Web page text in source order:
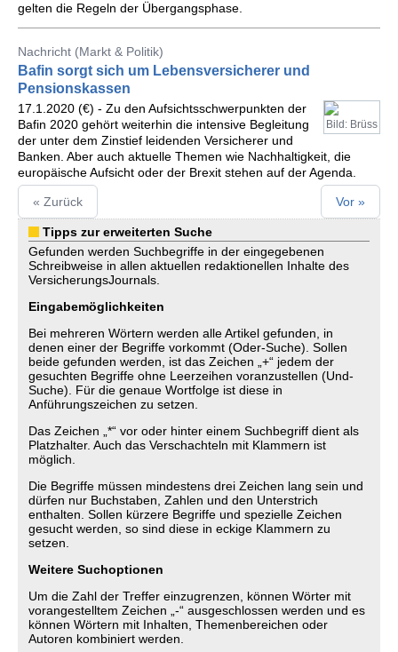
gelten die Regeln der Übergangsphase.
Nachricht (Markt & Politik)
Bafin sorgt sich um Lebensversicherer und
Pensionskassen
Bild: Brüss
17.1.2020 (€) - Zu den Aufsichtsschwerpunkten der
Bafin 2020 gehört weiterhin die intensive Begleitung
der unter dem Zinstief leidenden Versicherer und
Banken. Aber auch aktuelle Themen wie Nachhaltigkeit, die
europäische Aufsicht oder der Brexit stehen auf der Agenda.
« Zurück Vor »
Tipps zur erweiterten Suche
Gefunden werden Suchbegriffe in der eingegebenen
Schreibweise in allen aktuellen redaktionellen Inhalte des
VersicherungsJournals.
Eingabemöglichkeiten
Bei mehreren Wörtern werden alle Artikel gefunden, in
denen einer der Begriffe vorkommt (Oder-Suche). Sollen
beide gefunden werden, ist das Zeichen „+“ jedem der
gesuchten Begriffe ohne Leerzeihen voranzustellen (Und-
Suche). Für die genaue Wortfolge ist diese in
Anführungszeichen zu setzen.
Das Zeichen „*“ vor oder hinter einem Suchbegriff dient als
Platzhalter. Auch das Verschachteln mit Klammern ist
möglich.
Die Begriffe müssen mindestens drei Zeichen lang sein und
dürfen nur Buchstaben, Zahlen und den Unterstrich
enthalten. Sollen kürzere Begriffe und spezielle Zeichen
gesucht werden, so sind diese in eckige Klammern zu
setzen.
Weitere Suchoptionen
Um die Zahl der Treffer einzugrenzen, können Wörter mit
vorangestelltem Zeichen „-“ ausgeschlossen werden und es
können Wörtern mit Inhalten, Themenbereichen oder
Autoren kombiniert werden.